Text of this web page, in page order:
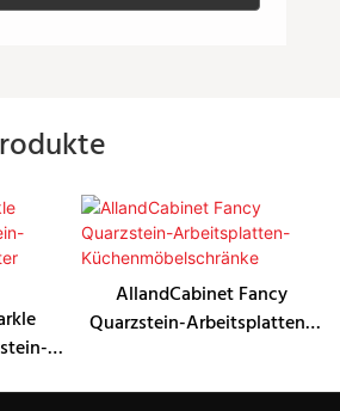
AllandCabinet Fancy
Quarzstein-Arbeitsplatten-